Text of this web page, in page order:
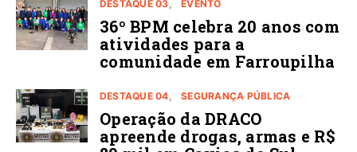
DESTAQUE 03 EVENTO
36º BPM celebra 20 anos com
atividades para a
comunidade em Farroupilha
DESTAQUE 04 SEGURANÇA PÚBLICA
Operação da DRACO
apreende drogas, armas e R$